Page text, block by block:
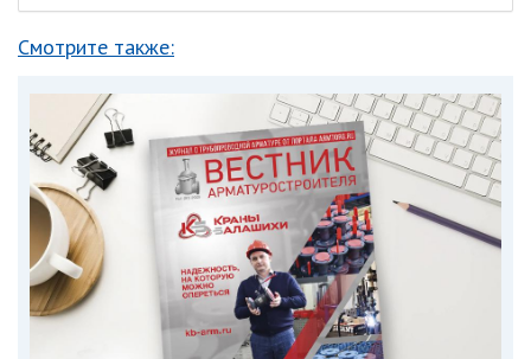
Смотрите также: